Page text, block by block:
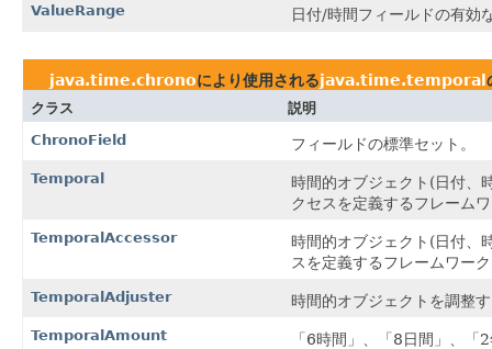
ValueRange 日付/時間フィールドの有効
java.time.chronoにより使用されるjava.time.temporal
クラス
説明
ChronoField
フィールドの標準セット。
Temporal
時間的オブジェクト(日付、
クセスを定義するフレーム
TemporalAccessor
時間的オブジェクト(日付、
スを定義するフレームワー
TemporalAdjuster 時間的オブジェクトを調整
TemporalAmount
「6時間」、「8日間」、